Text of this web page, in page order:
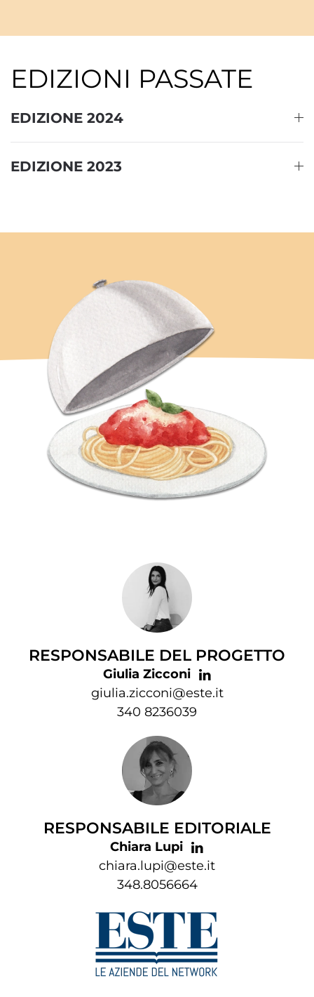
EDIZIONI PASSATE
EDIZIONE 2024
EDIZIONE 2023
RESPONSABILE DEL PROGETTO
Giulia Zicconi
giulia.zicconi@este.it
340 8236039
RESPONSABILE EDITORIALE
Chiara Lupi
chiara.lupi@este.it
348.8056664